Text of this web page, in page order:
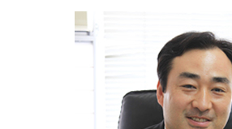
著作権とは 写真
企業法務 海外
企業法務 関連法令
事業承継 代表者 変更
企業法務 契約書
遺産分割協議書
相続 手続き
相続 調停 費用
相続 生前贈与
生前対策 相続
生前対策 弁護士
離婚 港区
離婚 世田谷区
離婚準備 貯金 いくら
離婚 慰謝料 モラハラ